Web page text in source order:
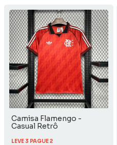
Camisa Flamengo -
Casual Retrô
LEVE 3 PAGUE 2